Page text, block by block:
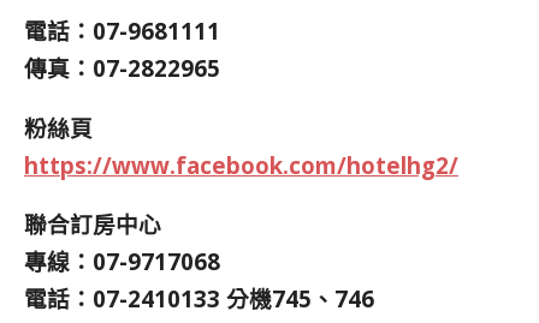
電話：07-9681111
傳真：07-2822965
粉絲頁
https://www.facebook.com/hotelhg2/
聯合訂房中心
專線：07-9717068
電話：07-2410133 分機745、746